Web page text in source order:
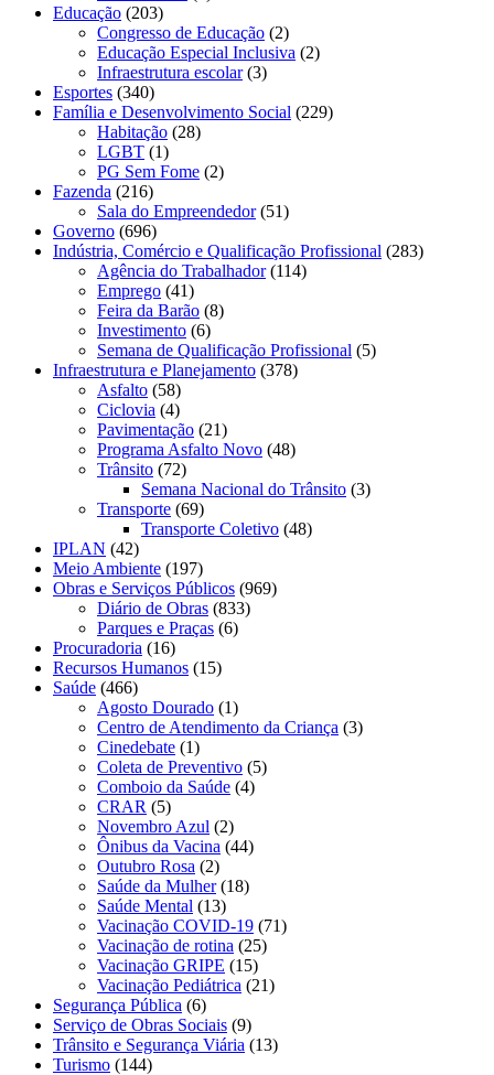
Educação (203)
Congresso de Educação (2)
Educação Especial Inclusiva (2)
Infraestrutura escolar(3)
Esportes (340)
Família e Desenvolvimento Social (229)
Habitação (28)
LGBT (1)
PG Sem Fome (2)
Fazenda (216)
Sala do Empreendedor(51)
Governo (696)
Indústria, Comércio e Qualificação Profissional (283)
Agência do Trabalhador(114)
Emprego (41)
Feira da Barão (8)
Investimento (6)
Semana de Qualificação Profissional (5)
Infraestrutura e Planejamento (378)
Asfalto (58)
Ciclovia (4)
Pavimentação (21)
Programa Asfalto Novo (48)
Trânsito (72)
Semana Nacional do Trânsito (3)
Transporte (69)
Transporte Coletivo (48)
IPLAN (42)
Meio Ambiente (197)
Obras e Serviços Públicos (969)
Diário de Obras (833)
Parques e Praças (6)
Procuradoria (16)
Recursos Humanos (15)
Saúde (466)
Agosto Dourado (1)
Centro de Atendimento da Criança (3)
Cinedebate (1)
Coleta de Preventivo (5)
Comboio da Saúde (4)
CRAR (5)
Novembro Azul (2)
Ônibus da Vacina (44)
Outubro Rosa (2)
Saúde da Mulher(18)
Saúde Mental (13)
Vacinação COVID-19 (71)
Vacinação de rotina (25)
Vacinação GRIPE (15)
Vacinação Pediátrica (21)
Segurança Pública (6)
Serviço de Obras Sociais (9)
Trânsito e Segurança Viária (13)
Turismo (144)